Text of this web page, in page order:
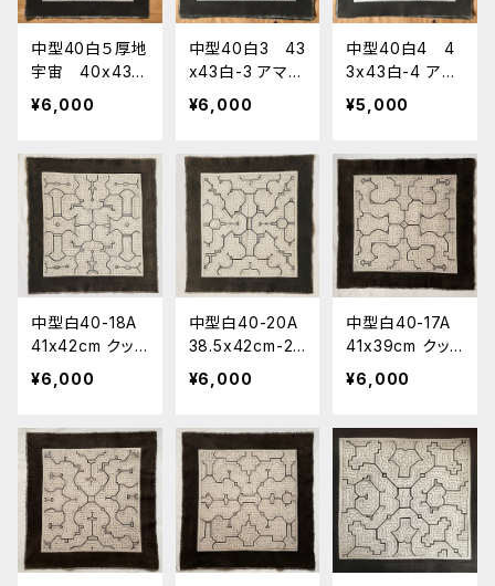
中型40白５厚地
宇宙 40x43
アマゾンシピボ
族の泥染め
¥6,000
中型40白3 43
x43白-3 アマゾ
ン・シピボ族の泥
染め
¥6,000
中型40白4 4
3x43白-4 アマ
ゾン・シピボ族の
泥染め AAA
¥5,000
中型白40-18A
41x42cm クッ
ションサイズ シ
ピボ族の泥染
¥6,000
中型白40-20A
38.5x42cm-20
中型 シピボ族の
泥染め AAA
¥6,000
中型白40-17A
41x39cm クッ
ション シピボ
族の泥染め A
¥6,000